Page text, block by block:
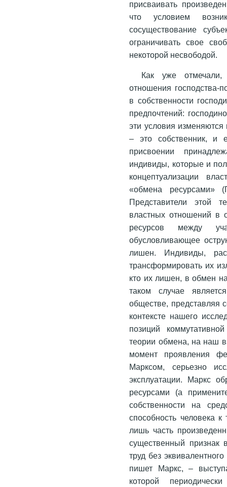
присваивать
что условием
сосуществование
ограничивать свое
некоторой несвободой.
Как уже отмечали,
отношения господства-
в собственности
предпочтений:
эти условия
– это собственник, и
присвоении
индивиды, которые и
концептуализации
«обмена
Представители этой
властных отношений в
ресурсов между
обусловливающее
лишен. Индивиды,
трансформировать их
кто их лишен, в обмен
таком случае
обществе, представляя
контексте нашего
позиций
теории обмена, на наш
момент проявления
Марксом, серьезно
эксплуатации. Маркс
ресурсами (а
собственности на
способность человека к
лишь часть
существенный признак
труд без
пишет Маркс, –
которой